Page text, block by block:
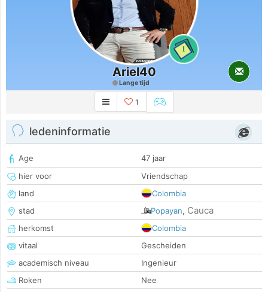
1
Ariel40
Lange tijd
1
ledeninformatie
Age
47 jaar
hier voor
Vriendschap
land
Colombia
stad
Popayan, Cauca
herkomst
Colombia
vitaal
Gescheiden
academisch niveau
Ingenieur
Roken
Nee